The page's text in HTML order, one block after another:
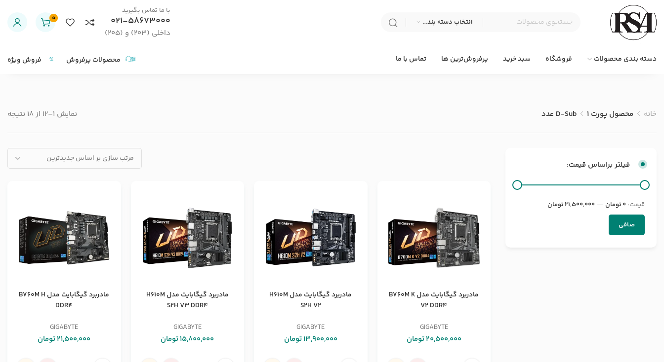
انتخاب دسته بندی
با ما تماس بگیرید
021-58673000
داخلی (203) و (205)
0
دسته بندی محصولات فروشگاه سبد خرید پرفروش‌ترین ها تماس با ما محصولات پرفروش فروش ویژه
خانه محصول پورت D-Sub ۱ عدد نمایش 1–12 از 18 نتیجه
فیلتر براساس قیمت:
صافی
قيمت: 0 تومان — 21,500,000 تومان
مادربرد گیگابایت مدل B760M K
V2 DDR4
GIGABYTE
20,500,000تومان
مادربرد گیگابایت مدل H610M
S2H V2
GIGABYTE
13,900,000تومان
مادربرد گیگابایت مدل H610M
S2H V3 DDR4
GIGABYTE
15,800,000تومان
مادربرد گیگابایت مدل B760M H
DDR4
GIGABYTE
21,500,000تومان